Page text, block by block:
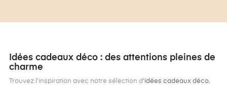
Idées cadeaux déco : des attentions pleines de
charme
Trouvez l’inspiration avec notre sélection d’idées cadeaux déco,